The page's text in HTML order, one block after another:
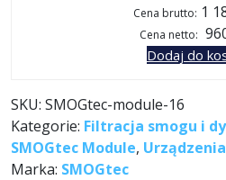
Cena brutto: 1
Cena netto:
Dodaj do
SKU: SMOGtec-module-16
Kategorie: Filtracja smogu i
SMOGtec Module,
Marka: SMOGtec